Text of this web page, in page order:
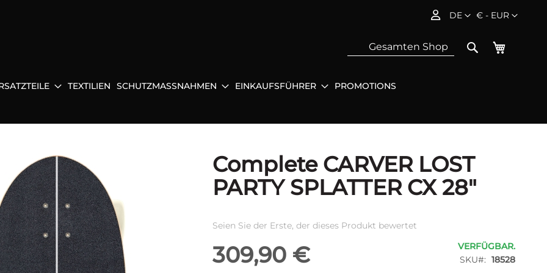
Währung
€ - EUR
Sprache
DE
Mein
Search
TEXTILIEN SCHUTZMASSNAHMEN EINKAUFSFÜHRER PROMOTIONS
Complete CARVER LOST
PARTY SPLATTER CX 28"
Seien Sie der Erste, der dieses Produkt bewertet
309,90 €
VERFÜGBAR.
SKU
18528